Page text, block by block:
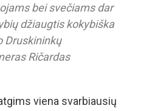
bei svečiams dar
džiaugtis kokybiška
Druskininkų
Ričardas
viena svarbiausių